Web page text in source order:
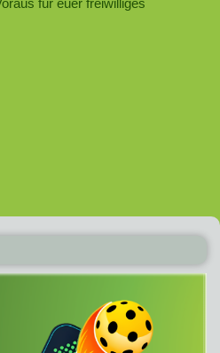
für euer freiwilliges